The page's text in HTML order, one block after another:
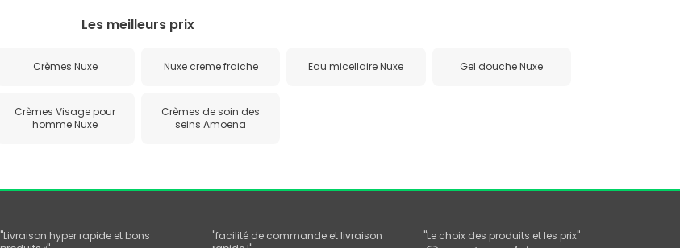
Les meilleurs prix
Crèmes Nuxe Nuxe creme fraiche Eau micellaire Nuxe Gel douche Nuxe
Crèmes Visage pour
homme Nuxe
Crèmes de soin des
seins Amoena
"Livraison hyper rapide et bons
"facilité de commande et livraison
"Le choix des produits et les prix"